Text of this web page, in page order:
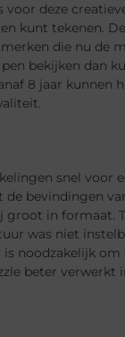
voor deze
kunt tekenen.
die nu de
bekijken dan
8 jaar kunnen
snel voor
bevindingen
groot in formaat.
was niet
is noodzakelijk
beter verwerkt